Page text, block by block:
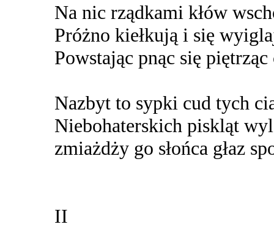
Na nic rządkami kłów
Próżno kiełkują i się
Powstając pnąc się
Nazbyt to sypki cud tych
Niebohaterskich piskląt
zmiażdży go słońca głaz
II